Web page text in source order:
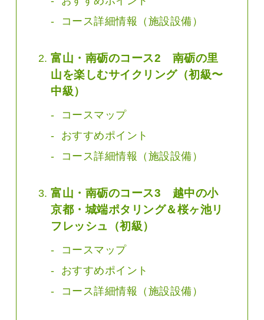
コース詳細情報（施設設備）
富山・南砺のコース2 南砺の里
山を楽しむサイクリング（初級〜
中級）
コースマップ
おすすめポイント
コース詳細情報（施設設備）
富山・南砺のコース3 越中の小
京都・城端ポタリング＆桜ヶ池リ
フレッシュ（初級）
コースマップ
おすすめポイント
コース詳細情報（施設設備）